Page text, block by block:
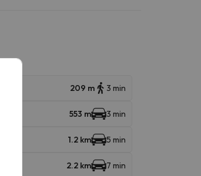
209 m 3 min
553 m 3 min
1.2 km 5 min
2.2 km 7 min